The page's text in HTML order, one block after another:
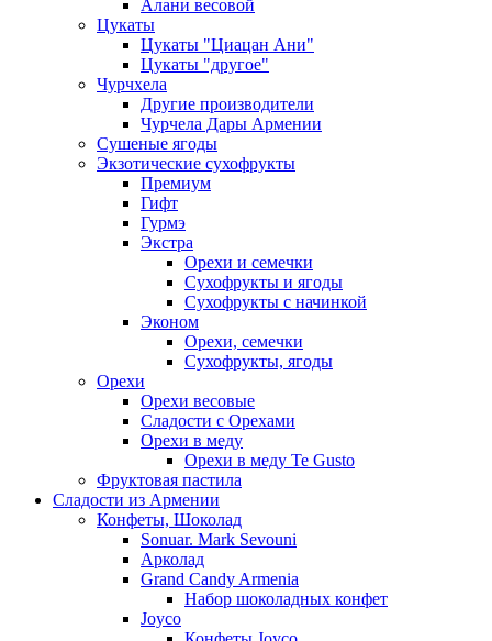
Алани весовой
Цукаты
Цукаты "Циацан Ани"
Цукаты "другое"
Чурчхела
Другие производители
Чурчела Дары Армении
Сушеные ягоды
Экзотические сухофрукты
Премиум
Гифт
Гурмэ
Экстра
Орехи и семечки
Сухофрукты и ягоды
Сухофрукты с начинкой
Эконом
Орехи, семечки
Сухофрукты, ягоды
Орехи
Орехи весовые
Сладости с Орехами
Орехи в меду
Орехи в меду Te Gusto
Фруктовая пастила
Сладости из Армении
Конфеты, Шоколад
Sonuar. Mark Sevouni
Арколад
Grand Candy Armenia
Набор шоколадных конфет
Joyco